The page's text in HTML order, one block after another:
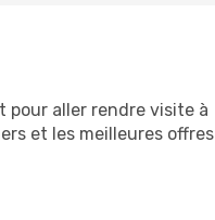
pour aller rendre visite à
et les meilleures offres